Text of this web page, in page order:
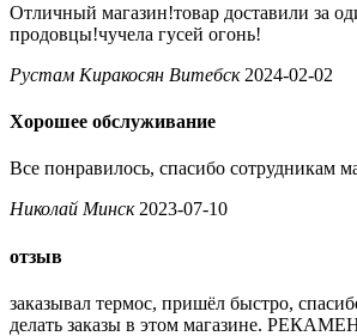
Отличный магазин!товар доставили за
продовцы!чучела гусей огонь!
Рустам Киракосян Витебск2024-02-02
Хорошее обслуживание
Все понравилось, спасибо сотрудникам
Николай Минск2023-07-10
отзыв
заказывал термос, пришёл быстро,
делать заказы в этом магазине.